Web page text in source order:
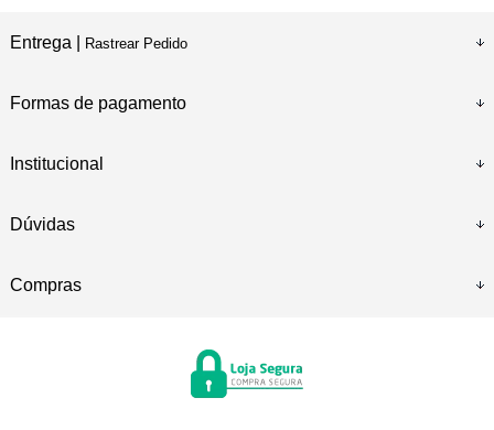
Entrega | Rastrear Pedido
Formas de pagamento
Institucional
Dúvidas
Compras